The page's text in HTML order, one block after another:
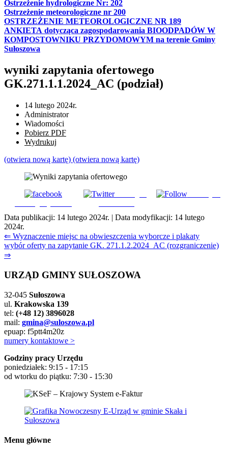
Ostrzeżenie hydrologiczne Nr: 202
Ostrzeżenie meteorologiczne nr 200
OSTRZEŻENIE METEOROLOGICZNE NR 189
ANKIETA dotycząca zagospodarowania BIOODPADÓW W
KOMPOSTOWNIKU PRZYDOMOWYM na terenie Gminy
Sułoszowa
wyniki zapytania ofertowego
GK.271.1.1.2024_AC (podział)
14 lutego 2024r.
Administrator
Wiadomości
Pobierz PDF
Wydrukuj
(otwiera nową kartę) (otwiera nową kartę)
Udostępnij
Subskrybuj
Data publikacji: 14 lutego 2024r. | Data modyfikacji: 14 lutego
2024r.
Nawigacja
wpisu
⇐ Wyznaczenie miejsc na obwieszczenia wyborcze i plakaty
wybór oferty na zapytanie GK. 271.1.2.2024_AC (rozgraniczenie)
⇒
URZĄD GMINY SUŁOSZOWA
32-045 Sułoszowa
ul. Krakowska 139
tel: (+48 12) 3896028
mail: gmina@suloszowa.pl
epuap: f5ptt4m20z
numery kontaktowe >
Godziny pracy Urzędu
poniedziałek: 9:15 - 17:15
od wtorku do piątku: 7:30 - 15:30
Menu główne